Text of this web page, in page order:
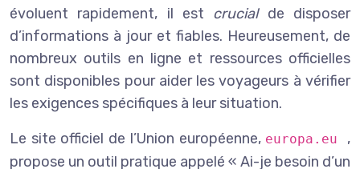
évoluent rapidement, il est crucial de disposer
d’informations à jour et fiables. Heureusement, de
nombreux outils en ligne et ressources officielles
sont disponibles pour aider les voyageurs à vérifier
les exigences spécifiques à leur situation.
Le site officiel de l’Union européenne, europa.eu ,
propose un outil pratique appelé « Ai-je besoin d’un